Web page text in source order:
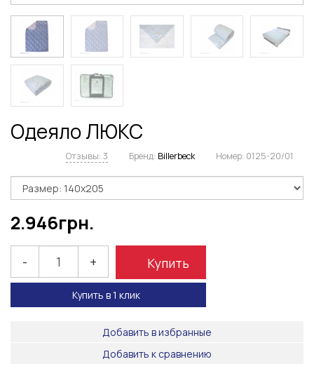
Одеяло ЛЮКС
Отзывы: 3 Бренд: Billerbeck Номер: 0125-20/01
2.946грн.
- + Купить
Купить в 1 клик
Добавить в избранные
Добавить к сравнению